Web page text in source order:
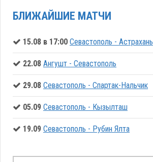
БЛИЖАЙШИЕ МАТЧИ
15.08 в 17:00 Севастополь - Астрахань
22.08 Ангушт - Севастополь
29.08 Севастополь - Спартак-Нальчик
05.09 Севастополь - Кызылташ
19.09 Севастополь - Рубин Ялта